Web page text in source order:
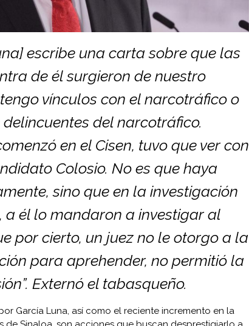
escribe una carta sobre que las
de él surgieron de nuestro
vínculos con el narcotráfico o
del narcotráfico.
en el Cisen, tuvo que ver con
Colosio. No es que haya
sino que en la investigación
a él lo mandaron a investigar al
por cierto, un juez no le otorgo a la
para aprehender, no permitió la
Externó el tabasqueño.
García Luna, así como el reciente incremento en la